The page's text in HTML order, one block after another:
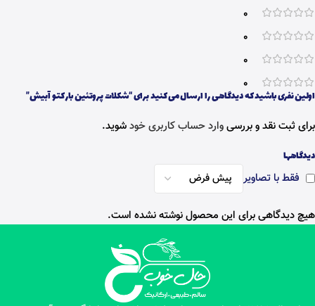
0
0
0
0
دیدگاهها
فقط با تصاویر
هیچ دیدگاهی برای این محصول نوشته نشده است.
اولین نفری باشید که دیدگاهی را ارسال می کنید برای “شکلات پروتئین بار کتو آبیش”
برای ثبت نقد و بررسیوارد حساب کاربری خودشوید.